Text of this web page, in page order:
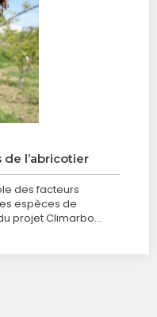
de l’abricotier
des facteurs
espèces de
projet Climarbo…